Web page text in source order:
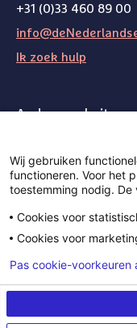
+31 (0)33 460 89 00
Ik zoek hulp
Andere websites
VolgVolg
Cookiebeleid
Disclaimer
Wij gebruiken
functioneren. Voor het
toestemming nodig. De
Cookies voor
Cookies voor
Pas cookie-voorkeuren